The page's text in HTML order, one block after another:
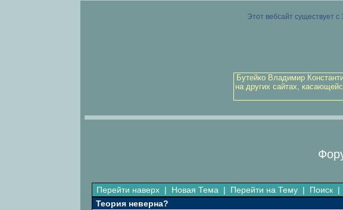
Этот вебсайт существует с
Бутейко Владимир
на других сайтах,
Перейти наверх | Новая Тема | Перейти на Тему | Поиск |
Теория неверна?